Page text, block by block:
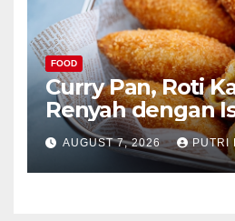
FOOD
Curry Pan, Roti
Renyah dengan
Menggoda
AUGUST 7, 2026 PUTRI